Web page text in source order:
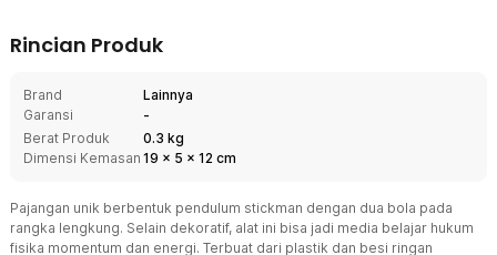
Rincian Produk
Brand
Lainnya
Garansi
-
Berat Produk
0.3 kg
Dimensi Kemasan 19 x 5 x 12 cm
Pajangan unik berbentuk pendulum stickman dengan dua bola pada
rangka lengkung. Selain dekoratif, alat ini bisa jadi media belajar hukum
fisika momentum dan energi. Terbuat dari plastik dan besi ringan